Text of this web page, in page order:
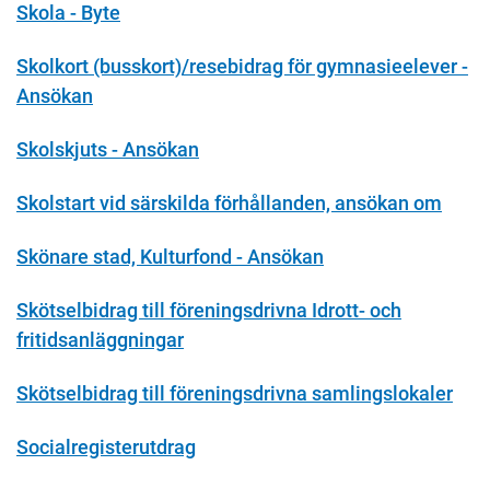
Skola - Byte
Skolkort (busskort)/resebidrag för gymnasieelever -
Ansökan
Skolskjuts - Ansökan
Skolstart vid särskilda förhållanden, ansökan om
Skönare stad, Kulturfond - Ansökan
Skötselbidrag till föreningsdrivna Idrott- och
fritidsanläggningar
Skötselbidrag till föreningsdrivna samlingslokaler
Socialregisterutdrag